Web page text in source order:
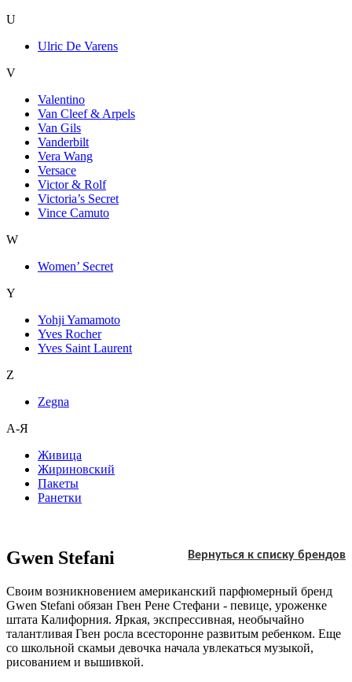
U
Ulric De Varens
V
Valentino
Van Cleef & Arpels
Van Gils
Vanderbilt
Vera Wang
Versace
Victor & Rolf
Victoria’s Secret
Vince Camuto
W
Women’ Secret
Y
Yohji Yamamoto
Yves Rocher
Yves Saint Laurent
Z
Zegna
А-Я
Живица
Жириновский
Пакеты
Ранетки
Gwen Stefani Вернуться к списку брендов
Своим возникновением американский парфюмерный бренд
Gwen Stefani обязан Гвен Рене Стефани - певице, уроженке
штата Калифорния. Яркая, экспрессивная, необычайно
талантливая Гвен росла всесторонне развитым ребенком. Еще
со школьной скамьи девочка начала увлекаться музыкой,
рисованием и вышивкой.